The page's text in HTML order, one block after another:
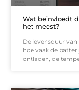
Wat beïnvloedt
het meest?
De levensduur
hoe vaak de
ontladen, de